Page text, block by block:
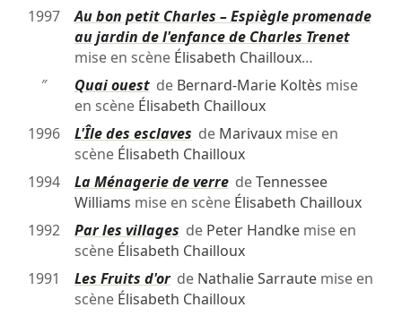
1997
Au bon petit Charles – Espiègle promenade
au jardin de l'enfance de Charles Trenet
mise en scène Élisabeth Chailloux…
″
Quai ouestde Bernard-Marie Koltès mise
en scène Élisabeth Chailloux
1996
L'Île des esclaves de Marivauxmise en
scène Élisabeth Chailloux
1994
La Ménagerie de verredeTennessee
Williams mise en scène Élisabeth Chailloux
1992
Par les villages de Peter Handkemise en
scène Élisabeth Chailloux
1991
Les Fruits d'orde Nathalie Sarrautemise en
scène Élisabeth Chailloux